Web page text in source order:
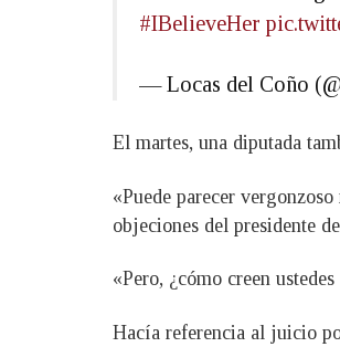
#IBelieveHer
— Locas del Coño
El martes, una diputada
«Puede parecer
objeciones del presidente
«Pero, ¿cómo creen
Hacía referencia al juicio